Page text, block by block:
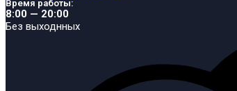
Время работы:
8:00 — 20:00
Без выходнных